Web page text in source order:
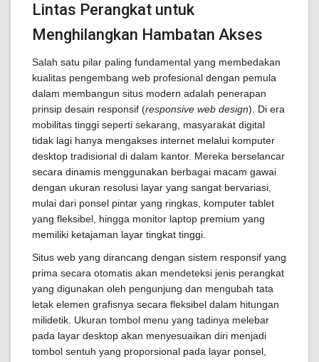
Lintas Perangkat untuk
Menghilangkan Hambatan Akses
Salah satu pilar paling fundamental yang membedakan
kualitas pengembang web profesional dengan pemula
dalam membangun situs modern adalah penerapan
prinsip desain responsif (responsive web design). Di era
mobilitas tinggi seperti sekarang, masyarakat digital
tidak lagi hanya mengakses internet melalui komputer
desktop tradisional di dalam kantor. Mereka berselancar
secara dinamis menggunakan berbagai macam gawai
dengan ukuran resolusi layar yang sangat bervariasi,
mulai dari ponsel pintar yang ringkas, komputer tablet
yang fleksibel, hingga monitor laptop premium yang
memiliki ketajaman layar tingkat tinggi.
Situs web yang dirancang dengan sistem responsif yang
prima secara otomatis akan mendeteksi jenis perangkat
yang digunakan oleh pengunjung dan mengubah tata
letak elemen grafisnya secara fleksibel dalam hitungan
milidetik. Ukuran tombol menu yang tadinya melebar
pada layar desktop akan menyesuaikan diri menjadi
tombol sentuh yang proporsional pada layar ponsel,